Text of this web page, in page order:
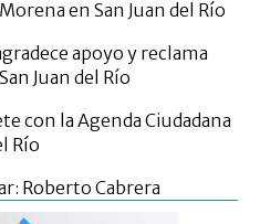
en San Juan del Río
apoyo y reclama
Juan del Río
con la Agenda Ciudadana
Río
Roberto Cabrera